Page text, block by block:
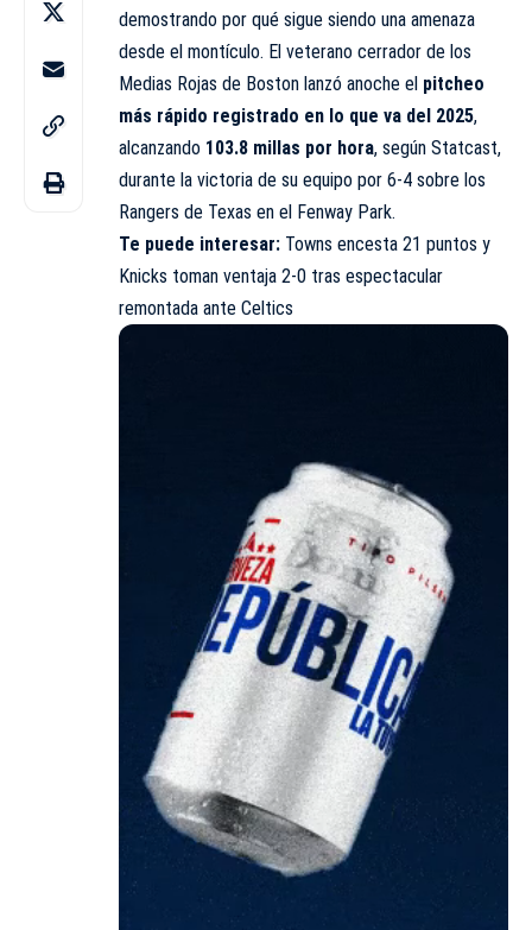
demostrando por qué sigue siendo una amenaza
desde el montículo. El veterano cerrador de los
Medias Rojas de Boston lanzó anoche el pitcheo
más rápido registrado en lo que va del 2025,
alcanzando 103.8 millas por hora, según Statcast,
durante la victoria de su equipo por 6-4 sobre los
Rangers de Texas en el Fenway Park.
Te puede interesar: Towns encesta 21 puntos y
Knicks toman ventaja 2-0 tras espectacular
remontada ante Celtics